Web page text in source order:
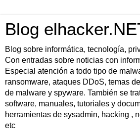
Blog
Blog sobre informática, tecnología,
Con entradas sobre noticias con
Especial atención a todo tipo de
ransomware, ataques DDoS, temas
de malware y spyware. También se
software, manuales, tutoriales y
herramientas de sysadmin, hacking ,
etc